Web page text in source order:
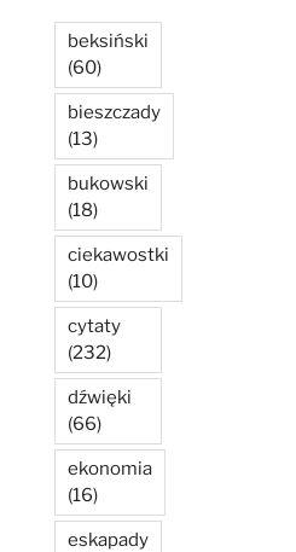
beksiński
(60)
bieszczady
(13)
bukowski
(18)
ciekawostki
(10)
cytaty
(232)
dźwięki
(66)
ekonomia
(16)
eskapady